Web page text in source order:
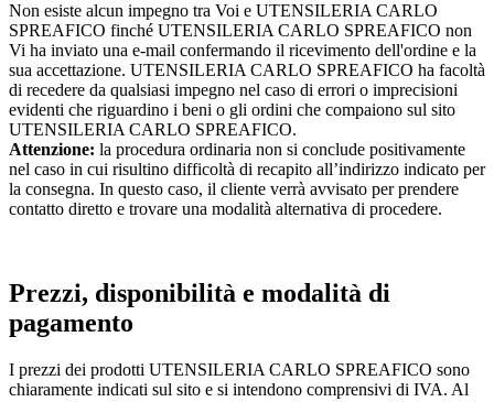
Non esiste alcun impegno tra Voi e UTENSILERIA CARLO
SPREAFICO finché UTENSILERIA CARLO SPREAFICO non
Vi ha inviato una e-mail confermando il ricevimento dell'ordine e la
sua accettazione. UTENSILERIA CARLO SPREAFICO ha facoltà
di recedere da qualsiasi impegno nel caso di errori o imprecisioni
evidenti che riguardino i beni o gli ordini che compaiono sul sito
UTENSILERIA CARLO SPREAFICO.
Attenzione: la procedura ordinaria non si conclude positivamente
nel caso in cui risultino difficoltà di recapito all’indirizzo indicato per
la consegna. In questo caso, il cliente verrà avvisato per prendere
contatto diretto e trovare una modalità alternativa di procedere.
Prezzi, disponibilità e modalità di
pagamento
I prezzi dei prodotti UTENSILERIA CARLO SPREAFICO sono
chiaramente indicati sul sito e si intendono comprensivi di IVA. Al